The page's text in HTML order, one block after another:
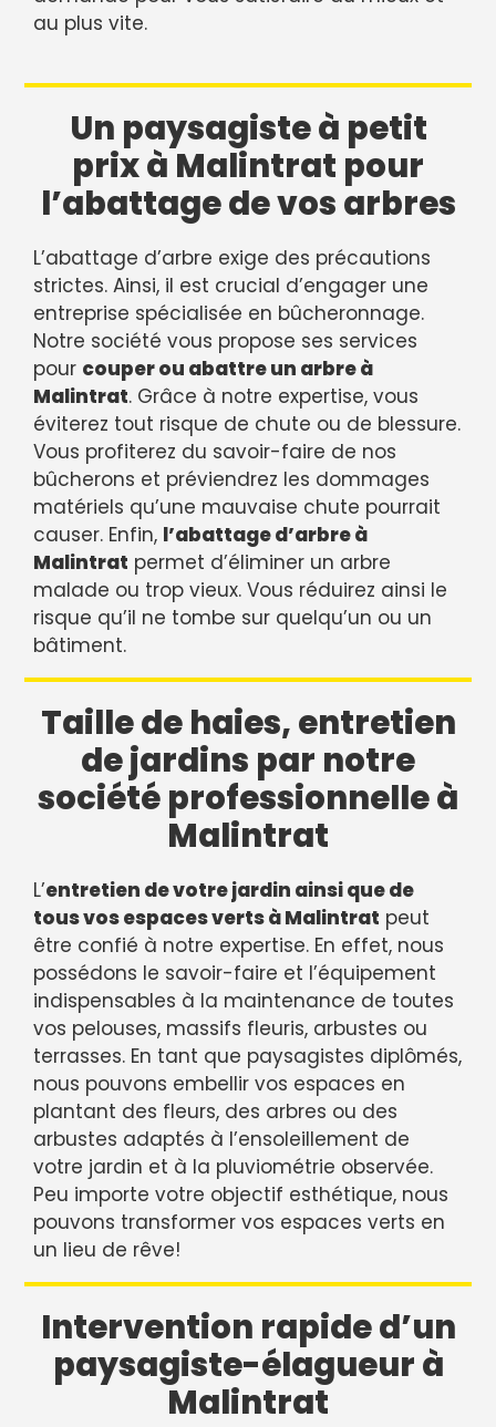
au plus vite.
Un paysagiste à petit
prix à Malintrat pour
l’abattage de vos arbres
L’abattage d’arbre exige des précautions
strictes. Ainsi, il est crucial d’engager une
entreprise spécialisée en bûcheronnage.
Notre société vous propose ses services
pour couper ou abattre un arbre à
Malintrat. Grâce à notre expertise, vous
éviterez tout risque de chute ou de blessure.
Vous profiterez du savoir-faire de nos
bûcherons et préviendrez les dommages
matériels qu’une mauvaise chute pourrait
causer. Enfin, l’abattage d’arbre à
Malintrat permet d’éliminer un arbre
malade ou trop vieux. Vous réduirez ainsi le
risque qu’il ne tombe sur quelqu’un ou un
bâtiment.
Taille de haies, entretien
de jardins par notre
société professionnelle à
Malintrat
L’entretien de votre jardin ainsi que de
tous vos espaces verts à Malintrat peut
être confié à notre expertise. En effet, nous
possédons le savoir-faire et l’équipement
indispensables à la maintenance de toutes
vos pelouses, massifs fleuris, arbustes ou
terrasses. En tant que paysagistes diplômés,
nous pouvons embellir vos espaces en
plantant des fleurs, des arbres ou des
arbustes adaptés à l’ensoleillement de
votre jardin et à la pluviométrie observée.
Peu importe votre objectif esthétique, nous
pouvons transformer vos espaces verts en
un lieu de rêve!
Intervention rapide d’un
paysagiste-élagueur à
Malintrat